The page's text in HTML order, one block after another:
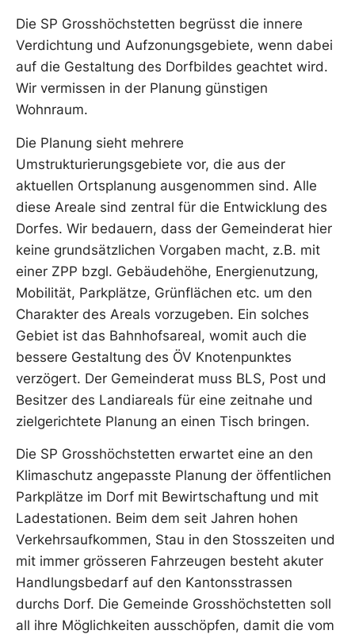
Die SP Grosshöchstetten begrüsst die innere
Verdichtung und Aufzonungsgebiete, wenn dabei
auf die Gestaltung des Dorfbildes geachtet wird.
Wir vermissen in der Planung günstigen
Wohnraum.
Die Planung sieht mehrere
Umstrukturierungsgebiete vor, die aus der
aktuellen Ortsplanung ausgenommen sind. Alle
diese Areale sind zentral für die Entwicklung des
Dorfes. Wir bedauern, dass der Gemeinderat hier
keine grundsätzlichen Vorgaben macht, z.B. mit
einer ZPP bzgl. Gebäudehöhe, Energienutzung,
Mobilität, Parkplätze, Grünflächen etc. um den
Charakter des Areals vorzugeben. Ein solches
Gebiet ist das Bahnhofsareal, womit auch die
bessere Gestaltung des ÖV Knotenpunktes
verzögert. Der Gemeinderat muss BLS, Post und
Besitzer des Landiareals für eine zeitnahe und
zielgerichtete Planung an einen Tisch bringen.
Die SP Grosshöchstetten erwartet eine an den
Klimaschutz angepasste Planung der öffentlichen
Parkplätze im Dorf mit Bewirtschaftung und mit
Ladestationen. Beim dem seit Jahren hohen
Verkehrsaufkommen, Stau in den Stosszeiten und
mit immer grösseren Fahrzeugen besteht akuter
Handlungsbedarf auf den Kantonsstrassen
durchs Dorf. Die Gemeinde Grosshöchstetten soll
all ihre Möglichkeiten ausschöpfen, damit die vom